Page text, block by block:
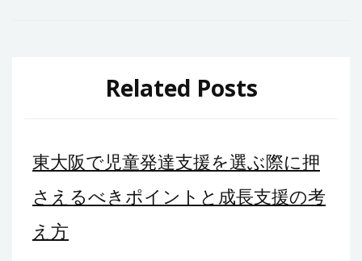
ョ
ン
Related Posts
東大阪で児童発達支援を選ぶ際に押
さえるべきポイントと成長支援の考
え方